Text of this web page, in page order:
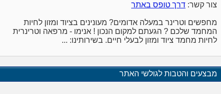
צור קשר: דרך טופס באתר
מחפשים וטרינר במעלה אדומים? מעונינים בציוד ומזון לחיות
המחמד שלכם ? הגעתם למקום הנכון ! אנימו - מרפאה וטרינרית
לחיות מחמד ציוד ומזון לבעלי חיים. בשירותינו: ...
מבצעים והטבות לגולשי האתר